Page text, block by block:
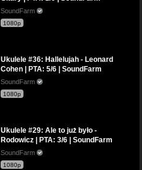
SoundFarm
1080p
Ukulele #36: Hallelujah - Leonard
Cohen | PTA: 5/6 | SoundFarm
SoundFarm
1080p
Ukulele #29: Ale to już było -
Rodowicz | PTA: 3/6 | SoundFarm
SoundFarm
1080p